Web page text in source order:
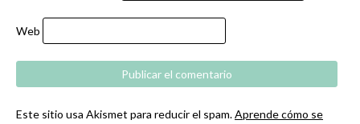
Web
Este sitio usa Akismet para reducir el spam.Aprende cómo se